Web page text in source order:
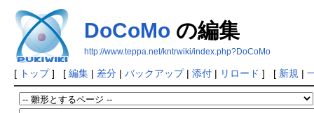
DoCoMoの編集
http://www.teppa.net/kntrwiki/index.php?DoCoMo
[ トップ] [ 編集| 差分| バックアップ| 添付| リロード ] [ 新規 |